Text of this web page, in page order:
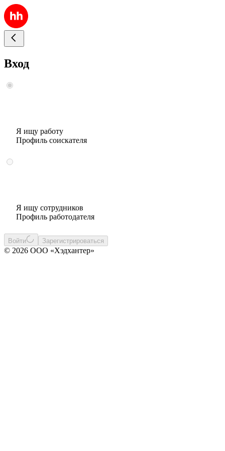
Вход
Я ищу работу
Профиль соискателя
Я ищу сотрудников
Профиль работодателя
Войти Зарегистрироваться
© 2026 ООО «Хэдхантер»